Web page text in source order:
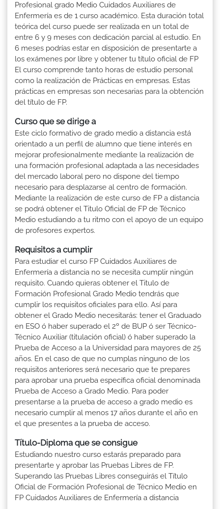
Profesional grado Medio Cuidados Auxiliares de
Enfermería es de 1 curso académico. Esta duración total
teórica del curso puede ser realizada en un total de
entre 6 y 9 meses con dedicación parcial al estudio. En
6 meses podrías estar en disposición de presentarte a
los exámenes por libre y obtener tu título oficial de FP
El curso comprende tanto horas de estudio personal
como la realización de Prácticas en empresas. Estas
prácticas en empresas son necesarias para la obtención
del título de FP.
Curso que se dirige a
Este ciclo formativo de grado medio a distancia está
orientado a un perfil de alumno que tiene interés en
mejorar profesionalmente mediante la realización de
una formación profesional adaptada a las necesidades
del mercado laboral pero no dispone del tiempo
necesario para desplazarse al centro de formación.
Mediante la realización de este curso de FP a distancia
se podrá obtener el Titulo Oficial de FP de Técnico
Medio estudiando a tu ritmo con el apoyo de un equipo
de profesores expertos.
Requisitos a cumplir
Para estudiar el curso FP Cuidados Auxiliares de
Enfermería a distancia no se necesita cumplir ningún
requisito. Cuando quieras obtener el Titulo de
Formación Profesional Grado Medio tendrás que
cumplir los requisitos oficiales para ello. Así para
obtener el Grado Medio necesitarás: tener el Graduado
en ESO ó haber superado el 2º de BUP ó ser Técnico-
Técnico Auxiliar (titulación oficial) ó haber superado la
Prueba de Acceso a la Universidad para mayores de 25
años. En el caso de que no cumplas ninguno de los
requisitos anteriores será necesario que te prepares
para aprobar una prueba específica oficial denominada
Prueba de Acceso a Grado Medio. Para poder
presentarse a la prueba de acceso a grado medio es
necesario cumplir al menos 17 años durante el año en
el que presentes a la prueba de acceso.
Título-Diploma que se consigue
Estudiando nuestro curso estarás preparado para
presentarte y aprobar las Pruebas Libres de FP.
Superando las Pruebas Libres conseguirás el Título
Oficial de Formación Profesional de Técnico Medio en
FP Cuidados Auxiliares de Enfermería a distancia